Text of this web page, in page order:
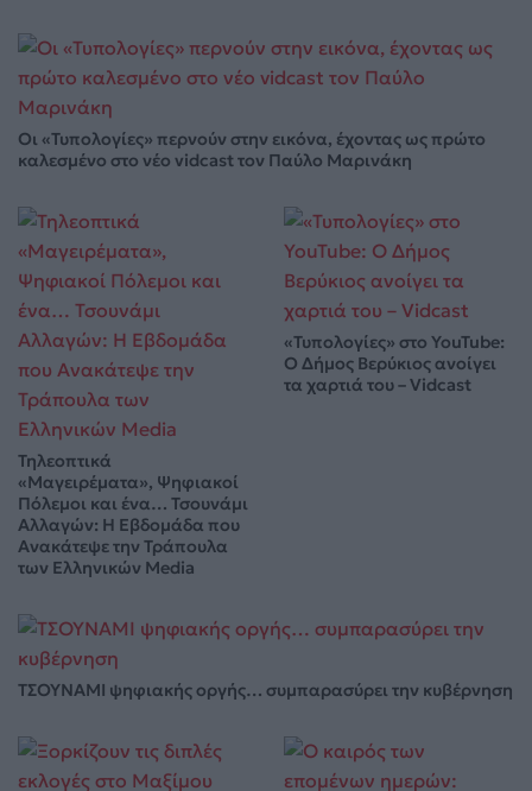
Οι «Τυπολογίες» περνούν στην εικόνα, έχοντας ως πρώτο
καλεσμένο στο νέο vidcast τον Παύλο Μαρινάκη
Τηλεοπτικά
«Μαγειρέματα», Ψηφιακοί
Πόλεμοι και ένα… Τσουνάμι
Αλλαγών: Η Εβδομάδα που
Ανακάτεψε την Τράπουλα
των Ελληνικών Media
«Τυπολογίες» στο YouTube:
Ο Δήμος Βερύκιος ανοίγει
τα χαρτιά του – Vidcast
ΤΣΟΥΝΑΜΙ ψηφιακής οργής… συμπαρασύρει την κυβέρνηση